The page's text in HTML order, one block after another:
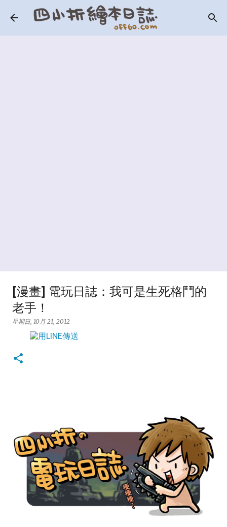
跳到主要內容
[漫畫] 電玩日誌：我可是生死格鬥的
老手！
星期日, 10月 21, 2012